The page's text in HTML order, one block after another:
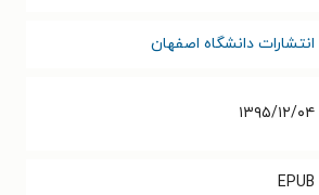
انتشارات دانشگاه اصفهان
۱۳۹۵/۱۲/۰۴
EPUB